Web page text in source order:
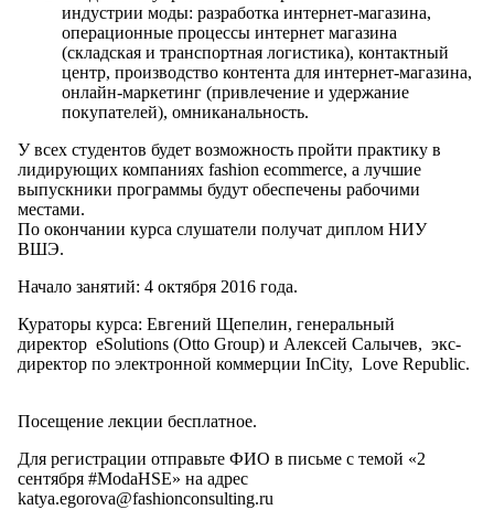
индустрии моды: разработка интернет-магазина,
операционные процессы интернет магазина
(складская и транспортная логистика), контактный
центр, производство контента для интернет-магазина,
онлайн-маркетинг (привлечение и удержание
покупателей), омниканальность.
У всех студентов будет возможность пройти практику в
лидирующих компаниях fashion ecommerce, а лучшие
выпускники программы будут обеспечены рабочими
местами.
По окончании курса слушатели получат диплом НИУ
ВШЭ.
Начало занятий: 4 октября 2016 года.
Кураторы курса: Евгений Щепелин, генеральный
директор eSolutions (Otto Group) и Алексей Салычев, экс-
директор по электронной коммерции InCity, Love Republic.
Посещение лекции бесплатное.
Для регистрации отправьте ФИО в письме с темой «2
сентября #ModaHSE» на адрес
katya.egorova@fashionconsulting.ru